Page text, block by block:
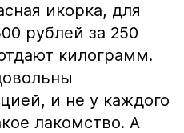
икорка, для
рублей за 250
килограмм.
и не у каждого
лакомство. А